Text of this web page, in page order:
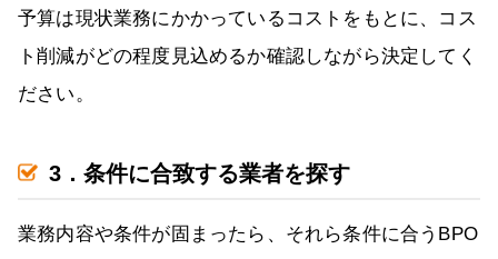
予算は現状業務にかかっているコストをもとに、コス
ト削減がどの程度見込めるか確認しながら決定してく
ださい。
3．条件に合致する業者を探す
業務内容や条件が固まったら、それら条件に合うBPO